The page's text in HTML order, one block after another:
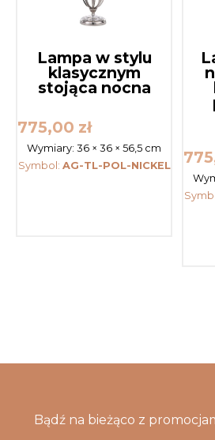
Lampa w stylu
klasycznym
stojąca nocna
775,00 zł
Wymiary:36 × 36 × 56,5 cm
Symbol: AG-TL-POL-NICKEL
Bądź na bieżąco z